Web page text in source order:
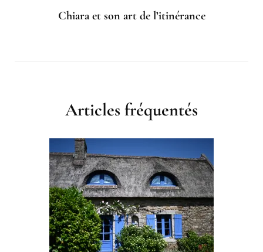
Chiara et son art de l’itinérance
Articles fréquentés